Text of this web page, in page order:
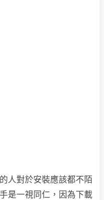
人對於安裝應該都不陌
是一視同仁，因為下載